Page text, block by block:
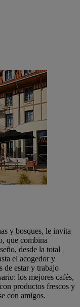
y bosques, le invita
que combina
desde la total
el acogedor y
de estar y trabajo
los mejores cafés,
productos frescos y
con amigos.